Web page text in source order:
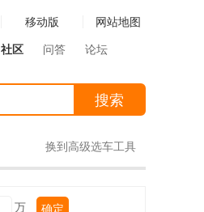
移动版 网站地图
社区 问答 论坛
搜索
换到高级选车工具
万 确定